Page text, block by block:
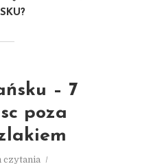
– 7
poza
czytania